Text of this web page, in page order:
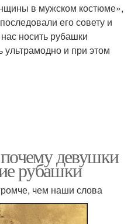
в мужском костюме»,
его совету и
носить рубашки
и при этом
девушки
рубашки
чем наши слова